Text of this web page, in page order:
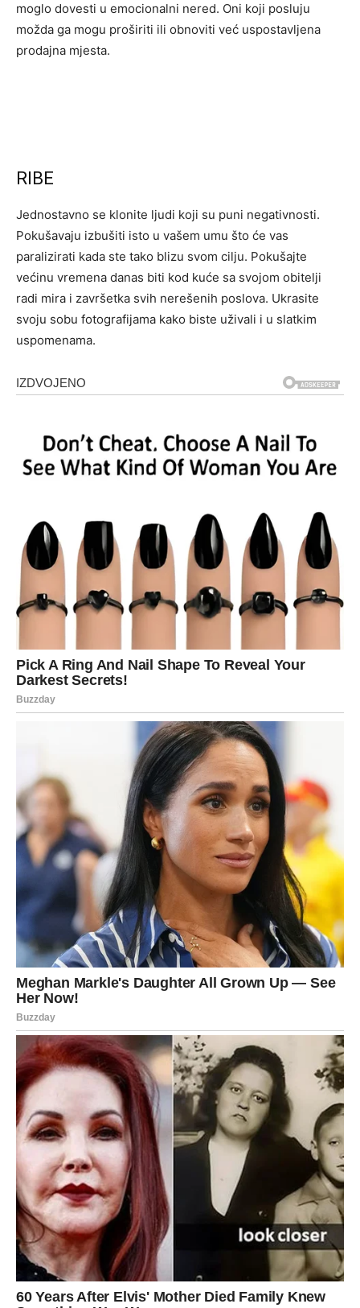
moglo dovesti u emocionalni nered. Oni koji posluju
možda ga mogu proširiti ili obnoviti već uspostavljena
prodajna mjesta.
RIBE
Jednostavno se klonite ljudi koji su puni negativnosti.
Pokušavaju izbušiti isto u vašem umu što će vas
paralizirati kada ste tako blizu svom cilju. Pokušajte
većinu vremena danas biti kod kuće sa svojom obitelji
radi mira i završetka svih nerešenih poslova. Ukrasite
svoju sobu fotografijama kako biste uživali i u slatkim
uspomenama.